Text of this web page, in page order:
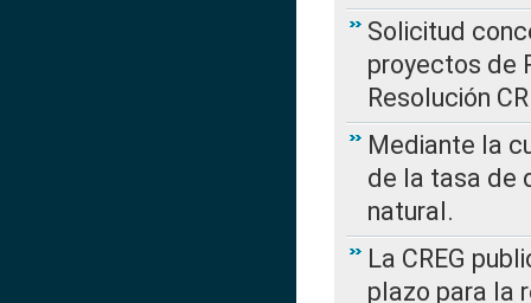
Solicitud
proyectos de
Resolución
Mediante la
de la tasa de
natural.
La CREG
plazo para la